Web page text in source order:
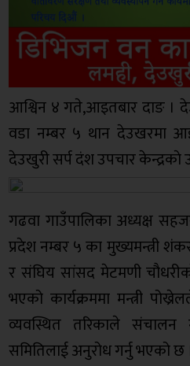
आश्विन ४ गते,आइतबार दाङ ।
वडा नम्बर ५ थान देउखरमा
देउखुरी सर्प दंश उपचार
गढवा गाउँपालिका अध्यक्ष
प्रदेश नम्बर ५ का मुख्यमन्त्री
र संघिय सांसद मेटमणी
भएको कार्यक्रममा मन्त्री
व्यवस्थित तरिकाले संचालन
समितिलाई अनुरोध गर्नु भएको छ